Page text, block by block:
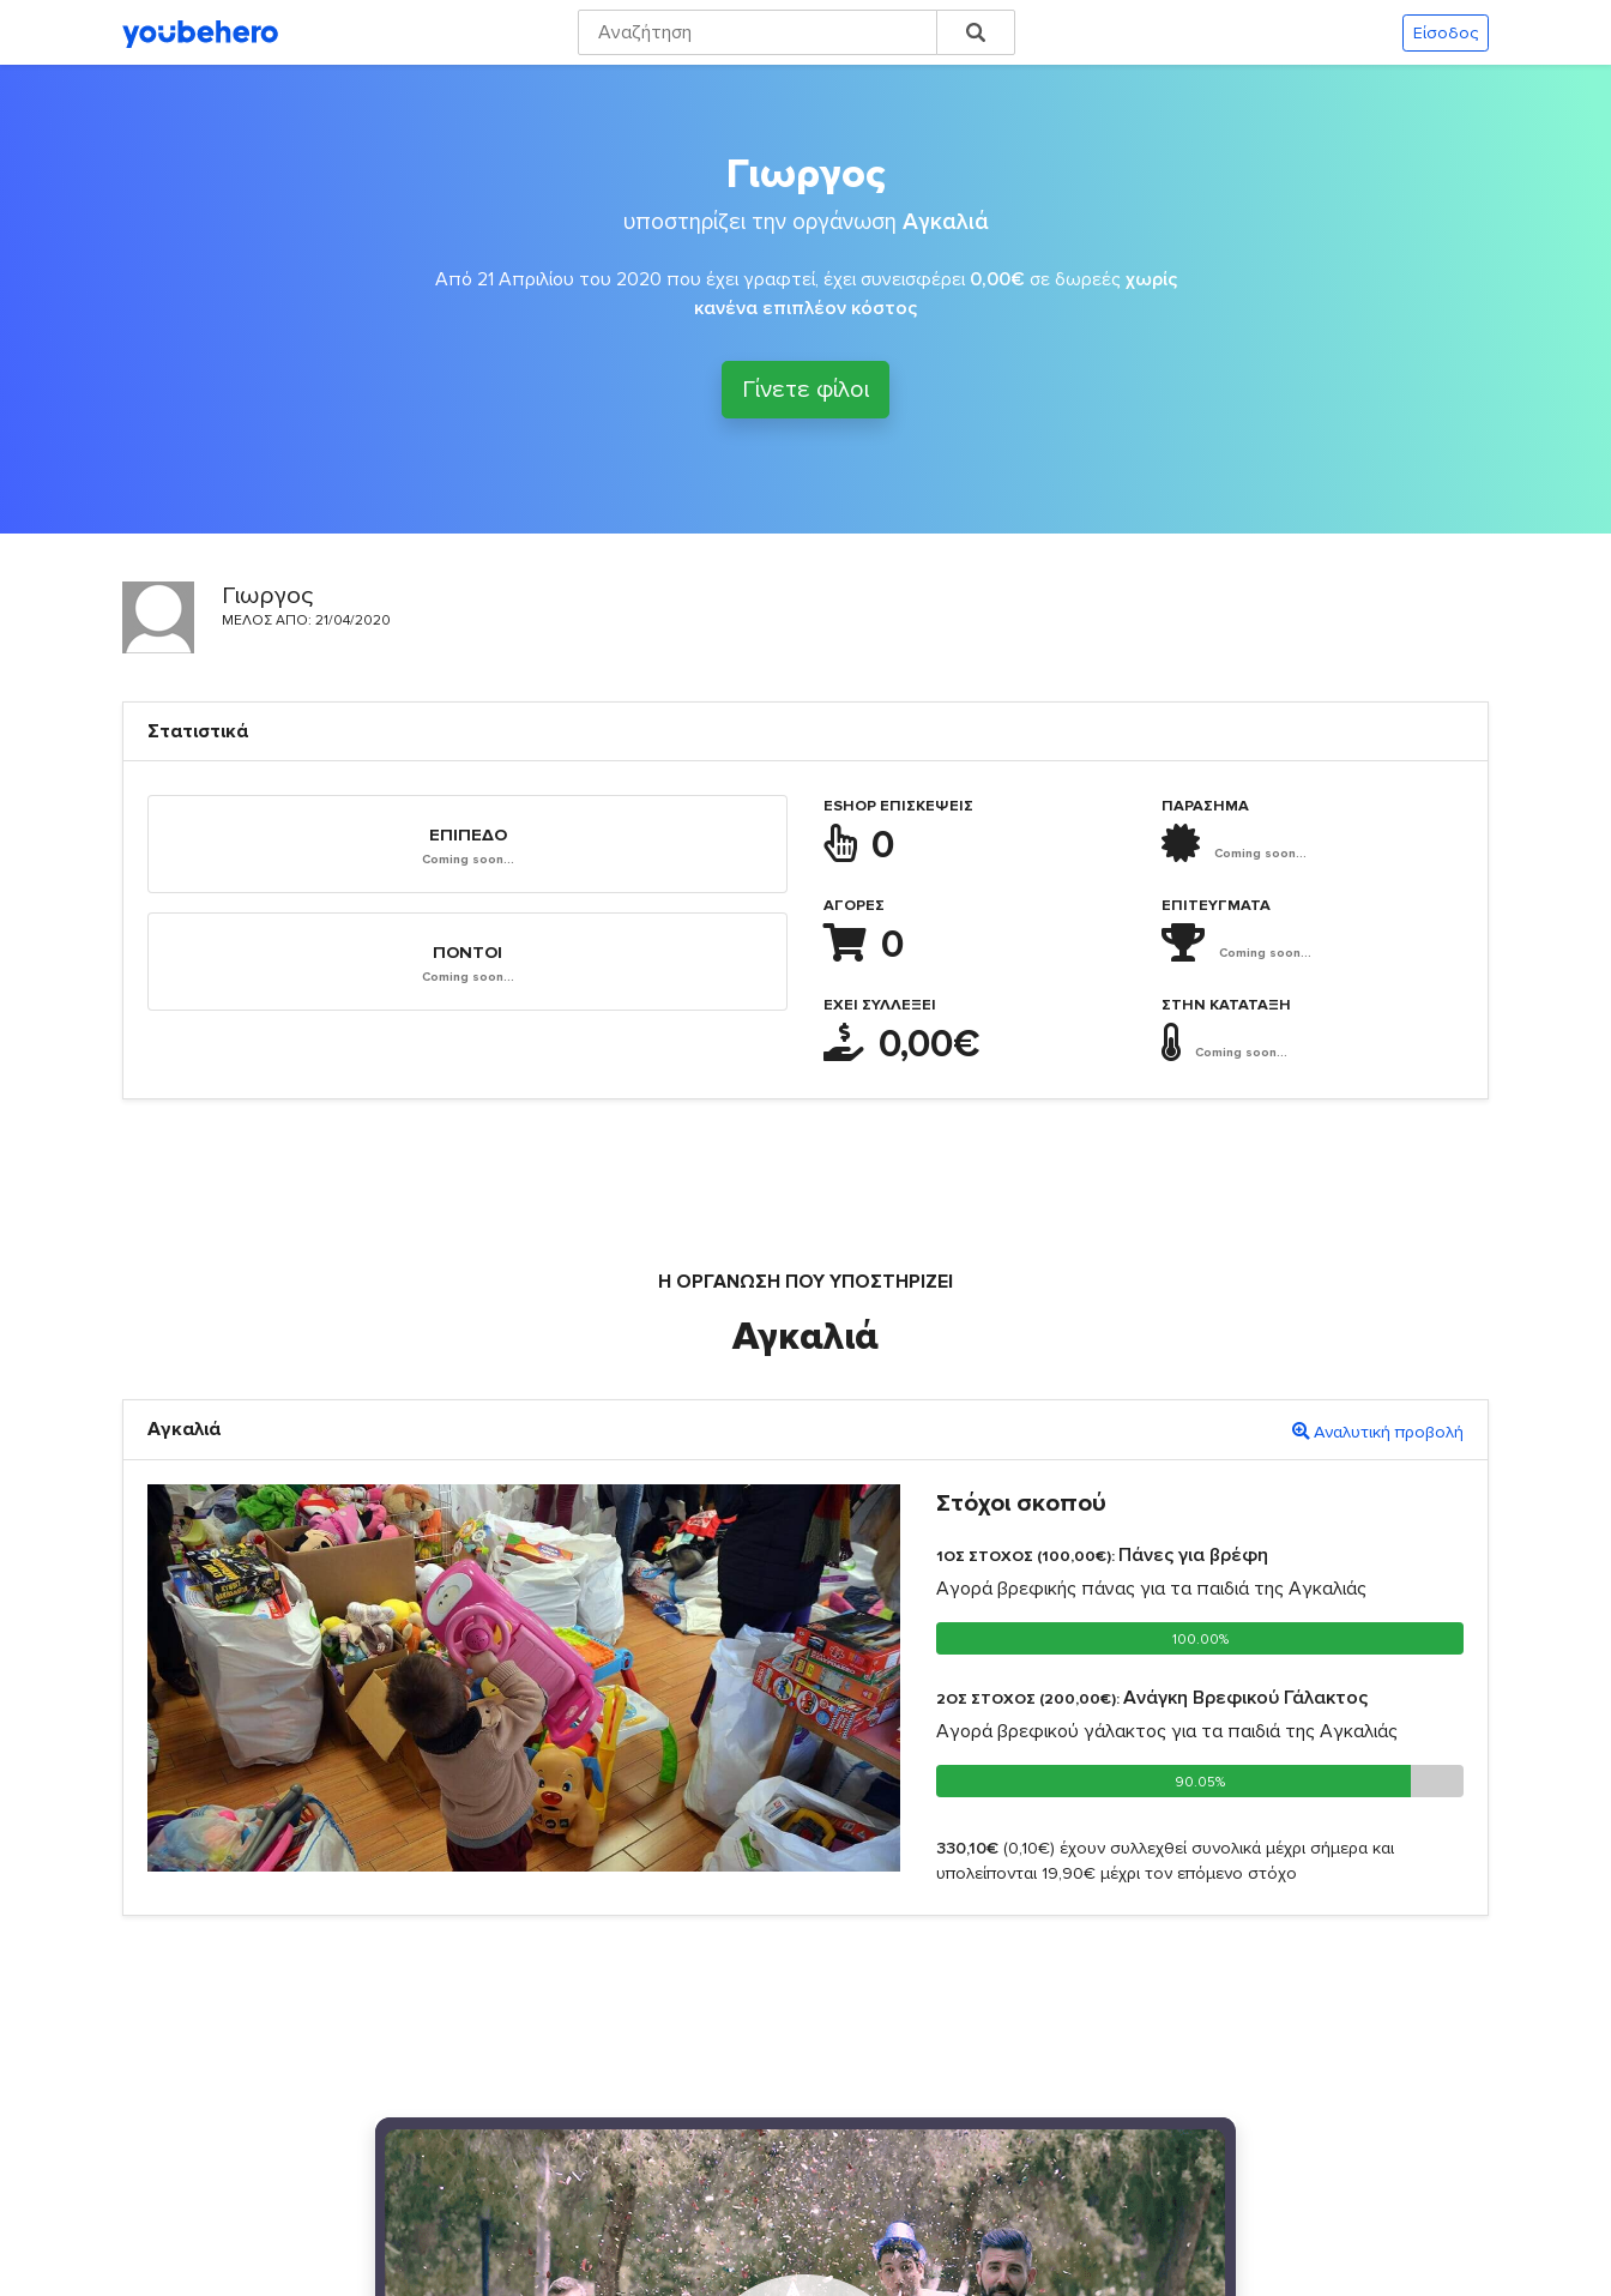
Είσοδος
Γιωργος
υποστηρίζει την οργάνωση Αγκαλιά
Από 21 Απριλίου του 2020 που έχει γραφτεί, έχει συνεισφέρει 0,00€ σε δωρεές χωρίς
κανένα επιπλέον κόστος
Γίνετε φίλοι
Γιωργος
ΜΈΛΟΣ ΑΠΌ: 21/04/2020
Στατιστικά
ΕΠΊΠΕΔΟ
Coming soon...
ΠΌΝΤΟΙ
Coming soon...
ESHOP ΕΠΙΣΚΈΨΕΙΣ
0
ΑΓΟΡΈΣ
0
ΈΧΕΙ ΣΥΛΛΈΞΕΙ
0,00€
ΠΑΡΑΣΗΜΑ
Coming soon...
ΕΠΙΤΕΎΓΜΑΤΑ
Coming soon...
ΣΤΗΝ ΚΑΤΆΤΑΞΗ
Coming soon...
Η ΟΡΓΆΝΩΣΗ ΠΟΥ ΥΠΟΣΤΗΡΙΖΕΙ
Αγκαλιά
Αγκαλιά Αναλυτική προβολή
Στόχοι σκοπού
1ΟΣ ΣΤΟΧΟΣ (100,00€): Πάνες για βρέφη
Αγορά βρεφικής πάνας για τα παιδιά της Αγκαλιάς
100.00%
100.00%
2ΟΣ ΣΤΟΧΟΣ (200,00€):Ανάγκη Βρεφικού Γάλακτος
Αγορά βρεφικού γάλακτος για τα παιδιά της Αγκαλιάς
90.05%
90.05%
330,10€ (0,10€) έχουν συλλεχθεί συνολικά μέχρι σήμερα και
υπολείπονται 19,90€ μέχρι τον επόμενο στόχο